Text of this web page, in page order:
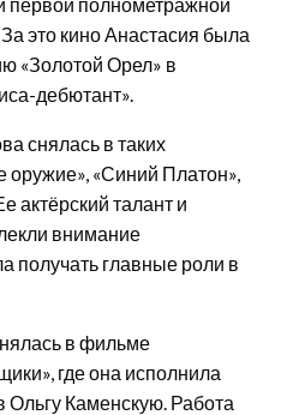
это кино Анастасия была
«Золотой Орел» в
дебютант».
снялась в таких
оружие», «Синий Платон»,
актёрский талант и
внимание
получать главные роли в
в фильме
где она исполнила
Ольгу Каменскую. Работа